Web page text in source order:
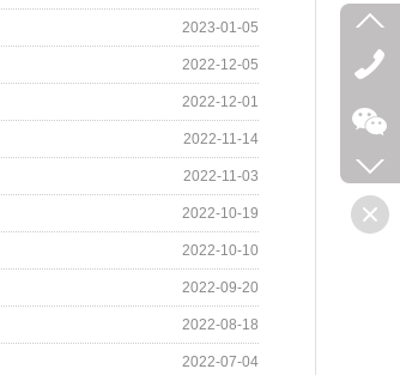
2023-01-05
2022-12-05
2022-12-01
2022-11-14
2022-11-03
2022-10-19
2022-10-10
2022-09-20
2022-08-18
2022-07-04